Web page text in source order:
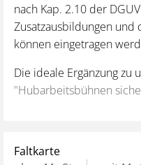
nach Kap. 2.10 der
Zusatzausbildungen
können eingetragen
Die ideale Ergänzung zu
"Hubarbeitsbühnen
Faltkarte